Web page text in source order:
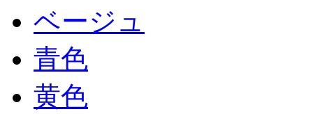
ベージュ
青色
黄色